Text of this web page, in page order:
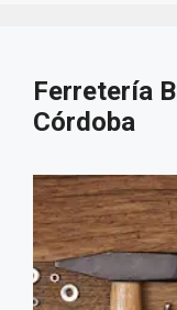
Ferretería
Córdoba